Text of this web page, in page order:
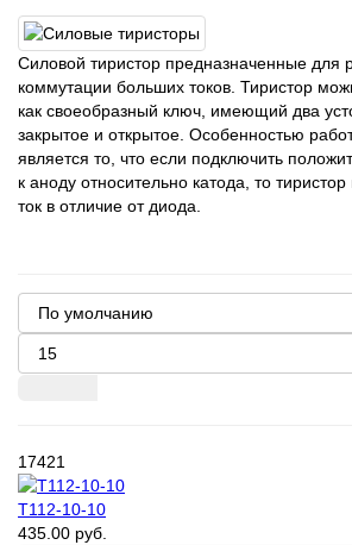
Силовой тиристор предназначенные для
коммутации больших токов. Тиристор
как своеобразный ключ, имеющий два
закрытое и открытое. Особенностью
является то, что если подключить
к аноду относительно катода, то
ток в отличие от диода.
17421
Т112-10-10
435.00 руб.